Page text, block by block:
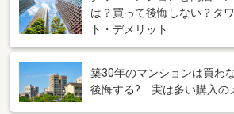
は？買って後悔しない？タ
ト・デメリット
築30年のマンションは買わ
後悔する? 実は多い購入の